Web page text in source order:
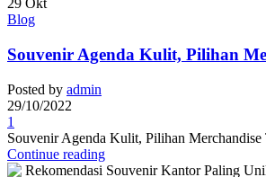
29 Okt
Blog
Souvenir Agenda Kulit, Pilihan
Posted by admin
29/10/2022
1
Souvenir Agenda Kulit, Pilihan
Continue reading